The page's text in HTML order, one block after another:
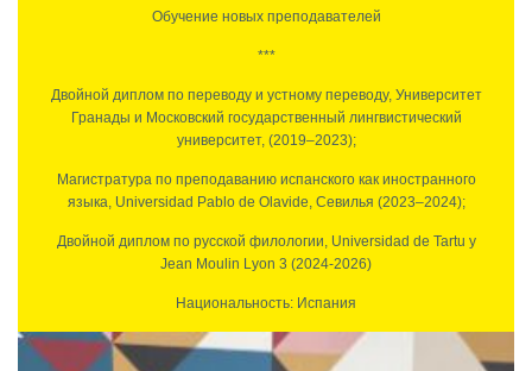
Обучение новых преподавателей
***
Двойной диплом по переводу и устному переводу, Университет
Гранады и Московский государственный лингвистический
университет, (2019–2023);
Магистратура по преподаванию испанского как иностранного
языка, Universidad Pablo de Olavide, Севилья (2023–2024);
Двойной диплом по русской филологии, Universidad de Tartu y
Jean Moulin Lyon 3 (2024-2026)
Национальность: Испания